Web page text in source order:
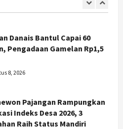
Pajangan Rampungkan
Indeks Desa 2026, 3
Raih Status Mandiri
8, 2026
Pati ke-703 Jadi
Kemajuan, Ini Pesan Ali